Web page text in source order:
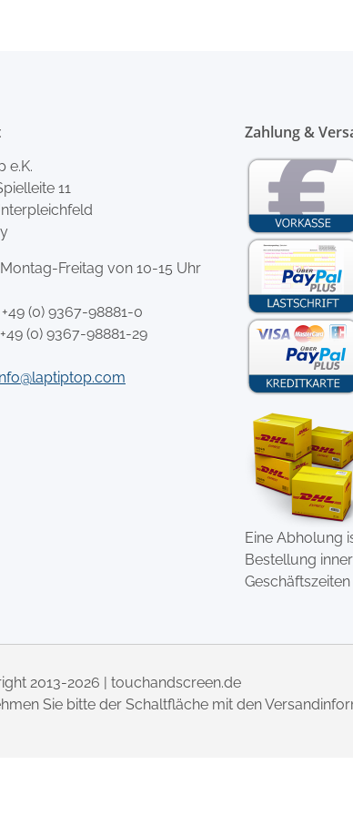
e.K.
11
Freitag von 10-15 Uhr
+49 (0) 9367-98881-0
(0) 9367-98881-29
Zahlung &
Eine Abholung
Bestellung
Geschäftszeiten
2013-2026 | touchandscreen.de
Sie bitte der Schaltfläche mit den